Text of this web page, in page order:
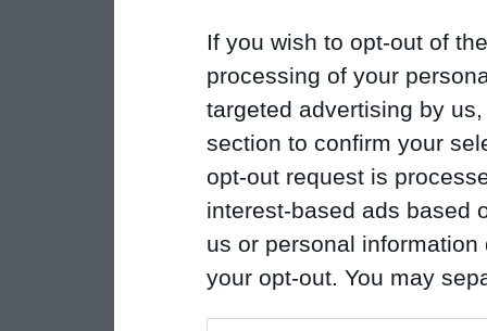
If you wish to opt-out of
processing of your
targeted advertising by
section to confirm your
opt-out request is
interest-based ads based
us or personal
your opt-out. You may